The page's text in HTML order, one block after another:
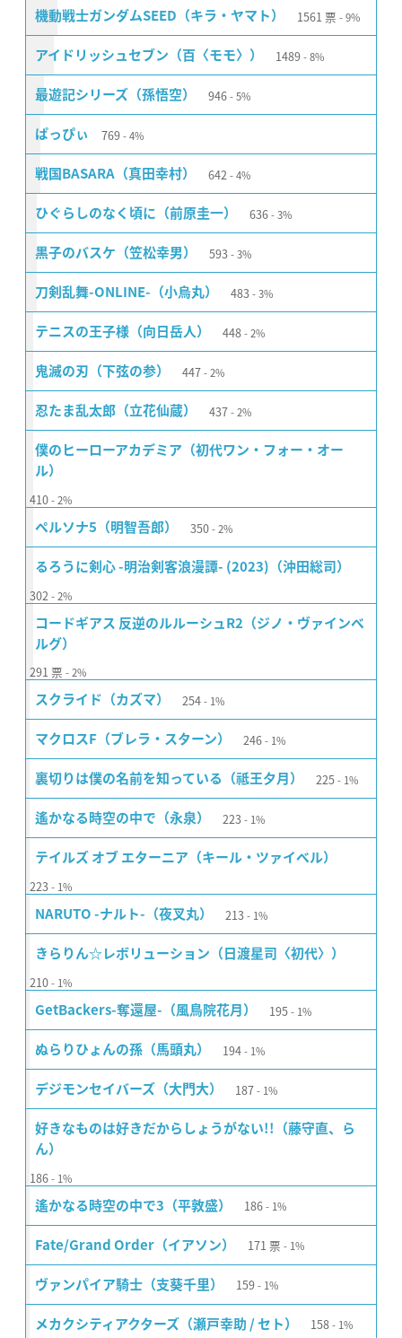
機動戦士ガンダムSEED（キラ・ヤマト） 1561 票 9%
アイドリッシュセブン（百〈モモ〉） 1489 8%
最遊記シリーズ（孫悟空） 946 5%
ぱっぴぃ 769 4%
戦国BASARA（真田幸村） 642 4%
ひぐらしのなく頃に（前原圭一） 636 3%
黒子のバスケ（笠松幸男） 593 3%
刀剣乱舞-ONLINE-（小烏丸） 483 3%
テニスの王子様（向日岳人） 448 2%
鬼滅の刃（下弦の参） 447 2%
忍たま乱太郎（立花仙蔵） 437 2%
僕のヒーローアカデミア（初代ワン・フォー・オー
ル）
410 2%
ペルソナ5（明智吾郎） 350 2%
るろうに剣心 -明治剣客浪漫譚- (2023)（沖田総司）
302 2%
コードギアス 反逆のルルーシュR2（ジノ・ヴァインベ
ルグ）
291 票 2%
スクライド（カズマ） 254 1%
マクロスF（ブレラ・スターン） 246 1%
裏切りは僕の名前を知っている（祗王夕月） 225 1%
遙かなる時空の中で（永泉） 223 1%
テイルズ オブ エターニア（キール・ツァイベル）
223 1%
NARUTO -ナルト-（夜叉丸） 213 1%
きらりん☆レボリューション（日渡星司〈初代〉）
210 1%
GetBackers-奪還屋-（風鳥院花月） 195 1%
ぬらりひょんの孫（馬頭丸） 194 1%
デジモンセイバーズ（大門大） 187 1%
好きなものは好きだからしょうがない!!（藤守直、ら
ん）
186 1%
遙かなる時空の中で3（平敦盛） 186 1%
Fate/Grand Order（イアソン） 171 票 1%
ヴァンパイア騎士（支葵千里） 159 1%
メカクシティアクターズ（瀬戸幸助 / セト） 158 1%